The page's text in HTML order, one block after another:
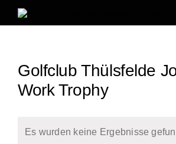
Zum
Inhalt
Golfclub Thülsfelde
Work Trophy
Es wurden keine Ergebnisse